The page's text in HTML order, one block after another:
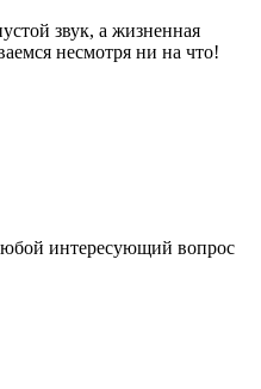
звук, а жизненная
несмотря ни на что!
интересующий вопрос